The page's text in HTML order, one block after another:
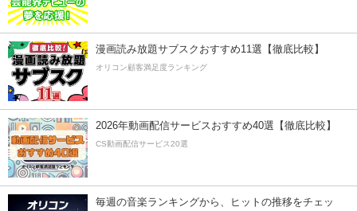
漫画読み放題サブスクおすすめ11選【徹底比較】
オリコン顧客満足度ランキング
2026年動画配信サービスおすすめ40選【徹底比較】
CS動画配信サービス20選
毎週の音楽ランキングから、ヒットの推移をチェッ